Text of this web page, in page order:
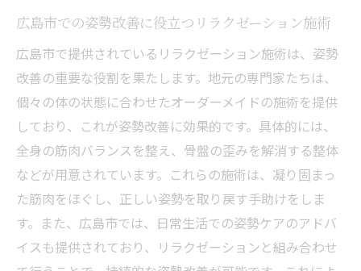
ョンリソース
ポート
広島市での日常に取り入れたい姿勢改善習
リラクゼーションがもたらす姿勢改善の長
期的メリット
リラクゼーションで姿勢を改善する広島市の新
提案
姿勢改善に特化したリラクゼーションプロ
広島市での姿勢改善に役立つリラクゼーション施術
広島市で提供されているリラクゼーション施術は、姿勢
改善の重要な役割を果たします。地元の専門家たちは、
個々の体の状態に合わせたオーダーメイドの施術を提供
しており、これが姿勢改善に効果的です。具体的には、
全身の筋肉バランスを整え、骨盤の歪みを解消する整体
などが用意されています。これらの施術は、凝り固まっ
た筋肉をほぐし、正しい姿勢を取り戻す手助けをしま
す。また、広島市では、日常生活での姿勢ケアのアドバ
イスも提供されており、リラクゼーションと組み合わせ